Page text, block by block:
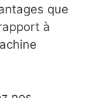
que
à